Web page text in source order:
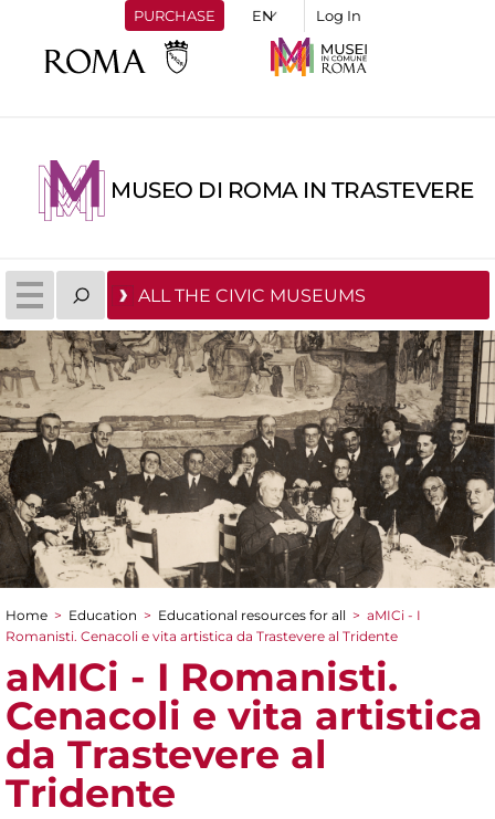
PURCHASE Log In
MUSEO DI ROMA IN TRASTEVERE
ALL THE CIVIC MUSEUMS
You are here
Home > Education > Educational resources for all > aMICi - I
Romanisti. Cenacoli e vita artistica da Trastevere al Tridente
aMICi - I Romanisti.
Cenacoli e vita artistica
da Trastevere al
Tridente